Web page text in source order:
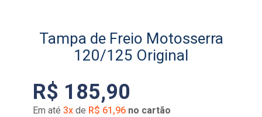
Tampa de Freio Motosserra
120/125 Original
R$ 185,90
Em até 3x de R$ 61 ,96 no cartão